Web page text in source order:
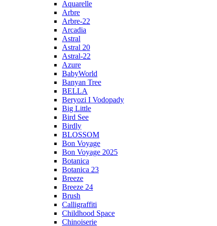
Aquarelle
Arbre
Arbre-22
Arcadia
Astral
Astral 20
Astral-22
Azure
BabyWorld
Banyan Tree
BELLA
Beryozi I Vodopady
Big Little
Bird See
Birdly
BLOSSOM
Bon Voyage
Bon Voyage 2025
Botanica
Botanica 23
Breeze
Breeze 24
Brush
Calligraffiti
Childhood Space
Chinoiserie